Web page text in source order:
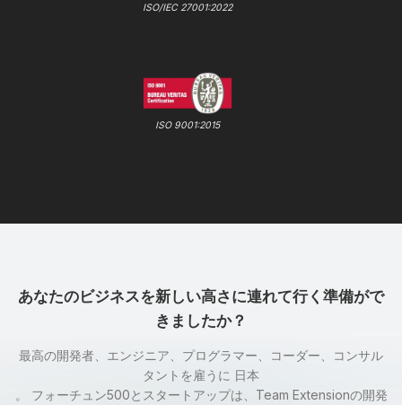
ISO/IEC 27001:2022
ISO 9001:2015
あなたのビジネスを新しい高さに連れて行く準備がで
きましたか？
最高の開発者、エンジニア、プログラマー、コーダー、コンサル
タントを雇うに 日本
。 フォーチュン500とスタートアップは、Team Extensionの開発